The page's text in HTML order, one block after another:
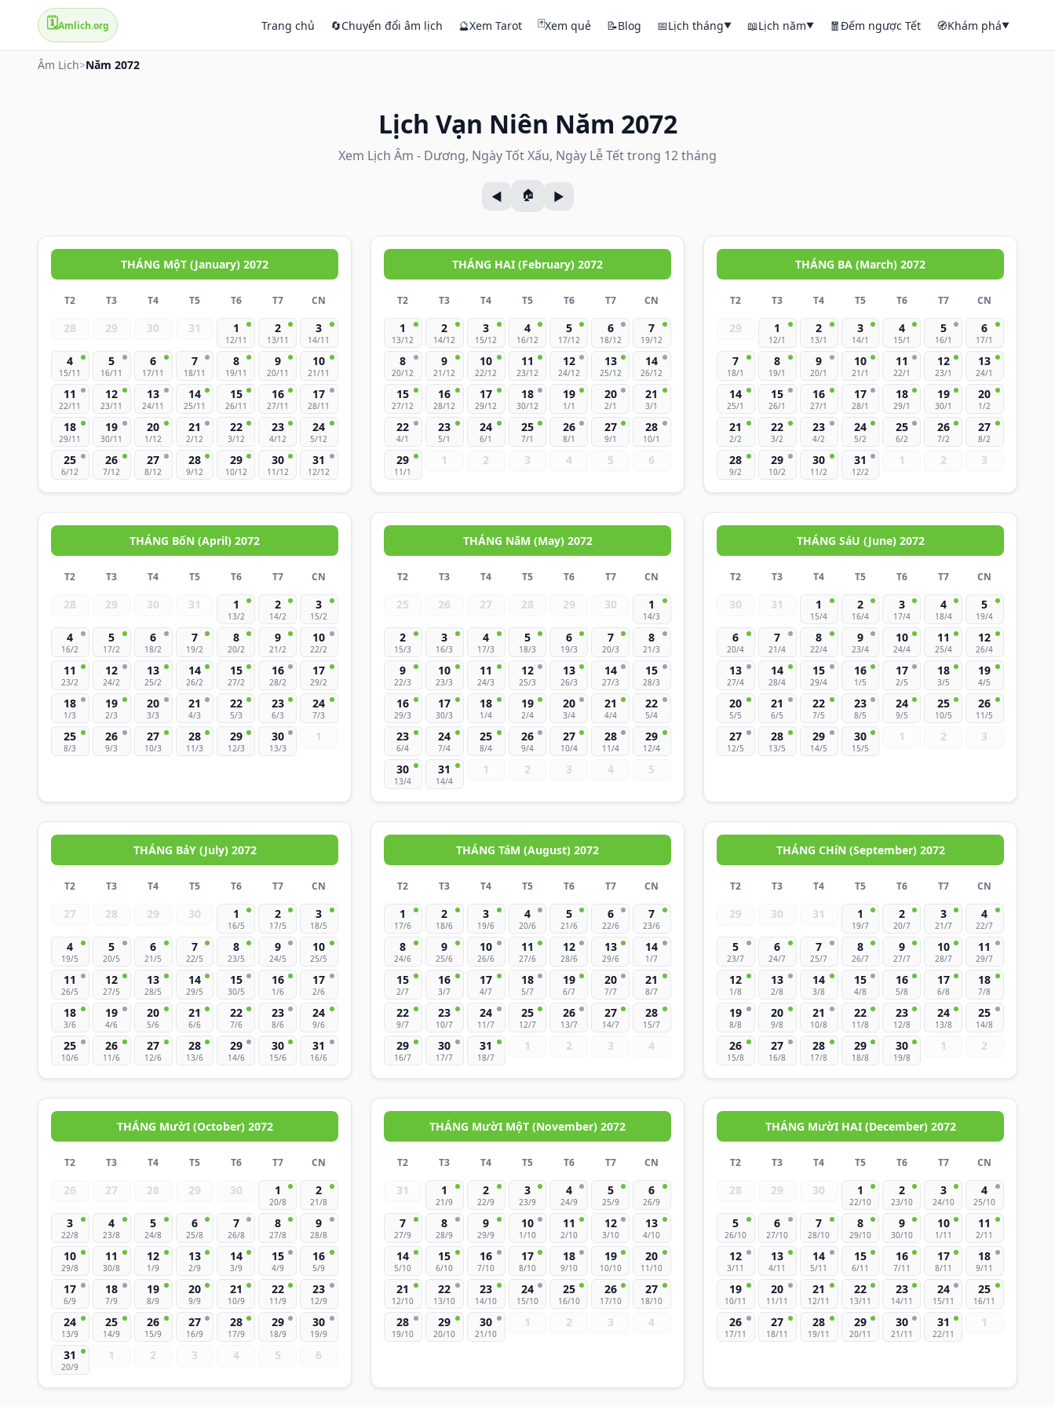
🗓️Amlich.org Trang chủ 🔄Chuyển đổi âm lịch 🔮Xem Tarot 🃏Xem quẻ 📝Blog 📅Lịch tháng▼ 📖Lịch năm▼ 🧧Đếm ngược Tết 🧭Khám phá▼
Âm Lịch>Năm 2072
Lịch Vạn Niên Năm 2072
Xem Lịch Âm - Dương, Ngày Tốt Xấu, Ngày Lễ Tết trong 12 tháng
THÁNG MộT (January) 2072
T2 T3 T4 T5 T6 T7 CN
28 29 30 31 1
12/11
2
13/11
3
14/11
4
15/11
5
16/11
6
17/11
7
18/11
8
19/11
9
20/11
10
21/11
11
22/11
12
23/11
13
24/11
14
25/11
15
26/11
16
27/11
17
28/11
18
29/11
19
30/11
20
1/12
21
2/12
22
3/12
23
4/12
24
5/12
25
6/12
26
7/12
27
8/12
28
9/12
29
10/12
30
11/12
31
12/12
THÁNG HAI (February) 2072
T2 T3 T4 T5 T6 T7 CN
1
13/12
2
14/12
3
15/12
4
16/12
5
17/12
6
18/12
7
19/12
8
20/12
9
21/12
10
22/12
11
23/12
12
24/12
13
25/12
14
26/12
15
27/12
16
28/12
17
29/12
18
30/12
19
1/1
20
2/1
21
3/1
22
4/1
23
5/1
24
6/1
25
7/1
26
8/1
27
9/1
28
10/1
29
11/1
1 2 3 4 5 6
THÁNG BA (March) 2072
T2 T3 T4 T5 T6 T7 CN
29 1
12/1
2
13/1
3
14/1
4
15/1
5
16/1
6
17/1
7
18/1
8
19/1
9
20/1
10
21/1
11
22/1
12
23/1
13
24/1
14
25/1
15
26/1
16
27/1
17
28/1
18
29/1
19
30/1
20
1/2
21
2/2
22
3/2
23
4/2
24
5/2
25
6/2
26
7/2
27
8/2
28
9/2
29
10/2
30
11/2
31
12/2
1 2 3
THÁNG BốN (April) 2072
T2 T3 T4 T5 T6 T7 CN
28 29 30 31 1
13/2
2
14/2
3
15/2
4
16/2
5
17/2
6
18/2
7
19/2
8
20/2
9
21/2
10
22/2
11
23/2
12
24/2
13
25/2
14
26/2
15
27/2
16
28/2
17
29/2
18
1/3
19
2/3
20
3/3
21
4/3
22
5/3
23
6/3
24
7/3
25
8/3
26
9/3
27
10/3
28
11/3
29
12/3
30
13/3
1
THÁNG NăM (May) 2072
T2 T3 T4 T5 T6 T7 CN
25 26 27 28 29 30 1
14/3
2
15/3
3
16/3
4
17/3
5
18/3
6
19/3
7
20/3
8
21/3
9
22/3
10
23/3
11
24/3
12
25/3
13
26/3
14
27/3
15
28/3
16
29/3
17
30/3
18
1/4
19
2/4
20
3/4
21
4/4
22
5/4
23
6/4
24
7/4
25
8/4
26
9/4
27
10/4
28
11/4
29
12/4
30
13/4
31
14/4
1 2 3 4 5
THÁNG SáU (June) 2072
T2 T3 T4 T5 T6 T7 CN
30 31 1
15/4
2
16/4
3
17/4
4
18/4
5
19/4
6
20/4
7
21/4
8
22/4
9
23/4
10
24/4
11
25/4
12
26/4
13
27/4
14
28/4
15
29/4
16
1/5
17
2/5
18
3/5
19
4/5
20
5/5
21
6/5
22
7/5
23
8/5
24
9/5
25
10/5
26
11/5
27
12/5
28
13/5
29
14/5
30
15/5
1 2 3
THÁNG BảY (July) 2072
T2 T3 T4 T5 T6 T7 CN
27 28 29 30 1
16/5
2
17/5
3
18/5
4
19/5
5
20/5
6
21/5
7
22/5
8
23/5
9
24/5
10
25/5
11
26/5
12
27/5
13
28/5
14
29/5
15
30/5
16
1/6
17
2/6
18
3/6
19
4/6
20
5/6
21
6/6
22
7/6
23
8/6
24
9/6
25
10/6
26
11/6
27
12/6
28
13/6
29
14/6
30
15/6
31
16/6
THÁNG TáM (August) 2072
T2 T3 T4 T5 T6 T7 CN
1
17/6
2
18/6
3
19/6
4
20/6
5
21/6
6
22/6
7
23/6
8
24/6
9
25/6
10
26/6
11
27/6
12
28/6
13
29/6
14
1/7
15
2/7
16
3/7
17
4/7
18
5/7
19
6/7
20
7/7
21
8/7
22
9/7
23
10/7
24
11/7
25
12/7
26
13/7
27
14/7
28
15/7
29
16/7
30
17/7
31
18/7
1 2 3 4
THÁNG CHíN (September) 2072
T2 T3 T4 T5 T6 T7 CN
29 30 31 1
19/7
2
20/7
3
21/7
4
22/7
5
23/7
6
24/7
7
25/7
8
26/7
9
27/7
10
28/7
11
29/7
12
1/8
13
2/8
14
3/8
15
4/8
16
5/8
17
6/8
18
7/8
19
8/8
20
9/8
21
10/8
22
11/8
23
12/8
24
13/8
25
14/8
26
15/8
27
16/8
28
17/8
29
18/8
30
19/8
1 2
THÁNG MườI (October) 2072
T2 T3 T4 T5 T6 T7 CN
26 27 28 29 30 1
20/8
2
21/8
3
22/8
4
23/8
5
24/8
6
25/8
7
26/8
8
27/8
9
28/8
10
29/8
11
30/8
12
1/9
13
2/9
14
3/9
15
4/9
16
5/9
17
6/9
18
7/9
19
8/9
20
9/9
21
10/9
22
11/9
23
12/9
24
13/9
25
14/9
26
15/9
27
16/9
28
17/9
29
18/9
30
19/9
31
20/9
1 2 3 4 5 6
THÁNG MườI MộT (November) 2072
T2 T3 T4 T5 T6 T7 CN
31 1
21/9
2
22/9
3
23/9
4
24/9
5
25/9
6
26/9
7
27/9
8
28/9
9
29/9
10
1/10
11
2/10
12
3/10
13
4/10
14
5/10
15
6/10
16
7/10
17
8/10
18
9/10
19
10/10
20
11/10
21
12/10
22
13/10
23
14/10
24
15/10
25
16/10
26
17/10
27
18/10
28
19/10
29
20/10
30
21/10
1 2 3 4
THÁNG MườI HAI (December) 2072
T2 T3 T4 T5 T6 T7 CN
28 29 30 1
22/10
2
23/10
3
24/10
4
25/10
5
26/10
6
27/10
7
28/10
8
29/10
9
30/10
10
1/11
11
2/11
12
3/11
13
4/11
14
5/11
15
6/11
16
7/11
17
8/11
18
9/11
19
10/11
20
11/11
21
12/11
22
13/11
23
14/11
24
15/11
25
16/11
26
17/11
27
18/11
28
19/11
29
20/11
30
21/11
31
22/11
1